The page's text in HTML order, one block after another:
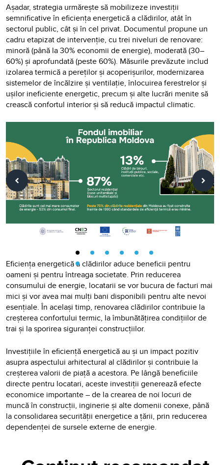
Așadar, strategia urmărește să mobilizeze investiții
semnificative în eficiența energetică a clădirilor, atât în
sectorul public, cât și în cel privat. Documentul propune un
cadru etapizat de intervenție, cu trei niveluri de renovare:
minoră (până la 30% economii de energie), moderată (30–
60%) și aprofundată (peste 60%). Măsurile prevăzute includ
izolarea termică a pereților și acoperișurilor, modernizarea
sistemelor de încălzire și ventilație, înlocuirea ferestrelor și
ușilor ineficiente energetic, precum și alte lucrări menite să
crească confortul interior și să reducă impactul climatic.
Eficiența energetică a clădirilor aduce beneficii pentru
oameni și pentru întreaga societate. Prin reducerea
consumului de energie, locatarii se vor bucura de facturi mai
mici și vor avea mai mulți bani disponibili pentru alte nevoi
esențiale. În același timp, renovarea clădirilor contribuie la
creșterea confortului termic, la îmbunătățirea condițiilor de
trai și la sporirea siguranței construcțiilor.
Investițiile în eficiență energetică au și un impact pozitiv
asupra aspectului arhitectural al clădirilor și contribuie la
creșterea valorii de piață a acestora. Pe lângă beneficiile
directe pentru locatari, aceste investiții generează efecte
economice importante – de la crearea de noi locuri de
muncă în construcții, inginerie și alte domenii conexe, până
la consolidarea securității energetice a țării, prin reducerea
dependenței de sursele externe de energie.